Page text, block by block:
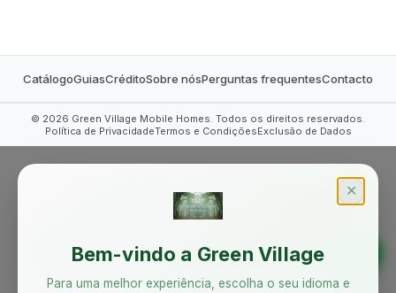
CatálogoGuiasCréditoSobre nósPerguntas frequentesContacto
© 2026 Green Village Mobile Homes. Todos os direitos reservados.
Política de PrivacidadeTermos e CondiçõesExclusão de Dados
✕
Bem-vindo a Green Village
Para uma melhor experiência, escolha o seu idioma e